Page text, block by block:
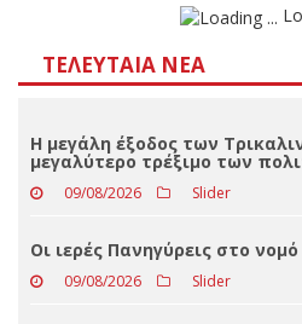
ΤΕΛΕΥΤΑΊΑ ΝΈΑ
Η μεγάλη έξοδος των
μεγαλύτερο τρέξιμο των
09/08/2026 Slider
Οι ιερές Πανηγύρεις στο
09/08/2026 Slider